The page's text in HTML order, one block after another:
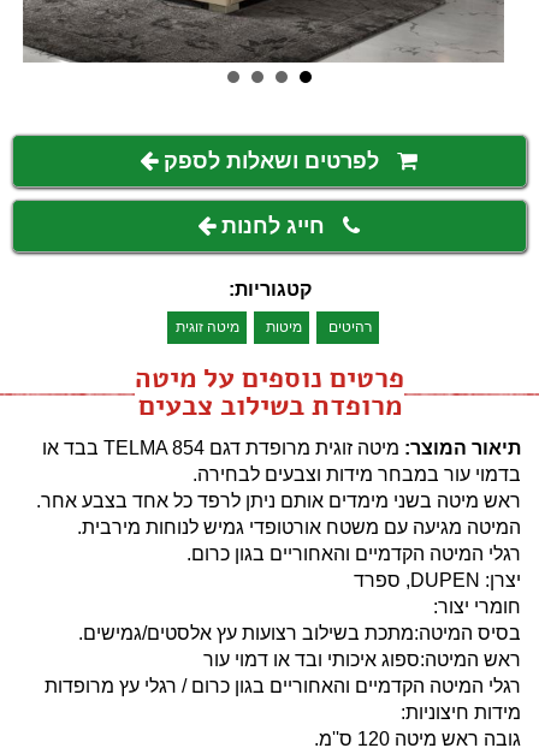
לפרטים ושאלות לספק
חייג לחנות
קטגוריות:
רהיטים מיטות מיטה זוגית
פרטים נוספים על מיטה
מרופדת בשילוב צבעים
תיאור המוצר:
מיטה זוגית מרופדת דגם TELMA 854 בבד או
בדמוי עור במבחר מידות וצבעים לבחירה.
ראש מיטה בשני מימדים אותם ניתן לרפד כל אחד בצבע אחר.
המיטה מגיעה עם משטח אורטופדי גמיש לנוחות מירבית.
רגלי המיטה הקדמיים והאחוריים בגון כרום.
יצרן: DUPEN, ספרד
חומרי יצור:
בסיס המיטה:מתכת בשילוב רצועות עץ אלסטים/גמישים.
ראש המיטה:ספוג איכותי ובד או דמוי עור
רגלי המיטה הקדמיים והאחוריים בגון כרום / רגלי עץ מרופדות
מידות חיצוניות:
גובה ראש מיטה 120 ס''מ.